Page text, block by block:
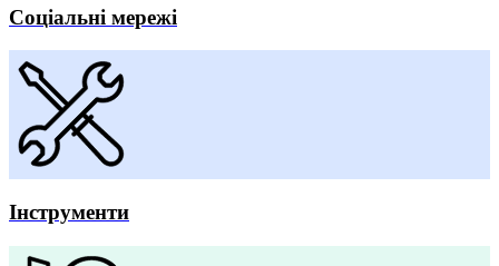
Соціальні мережі
Інструменти